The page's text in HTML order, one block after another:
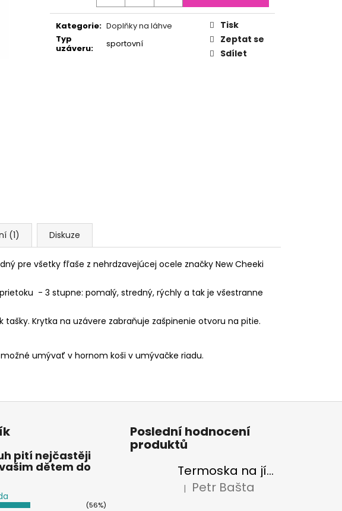
Kategorie: Doplňky na láhve
Typ
uzáveru: sportovní
Tisk
Zeptat se
Sdílet
(1) Diskuze
pre všetky fľaše z nehrdzavejúcej ocele značky New Cheeki
- 3 stupne: pomalý, stredný, rýchly a tak je všestranne
Krytka na uzávere zabraňuje zašpinenie otvoru na pitie.
umývať v hornom koši v umývačke riadu.
pití nejčastěji
dětem do
(56%)
Poslední hodnocení
produktů
Termoska na jídlo Cheeki 480 ml Pistachio
Hodnocení produktu je 5 z 5 hvězdiček.
| Petr Bašta